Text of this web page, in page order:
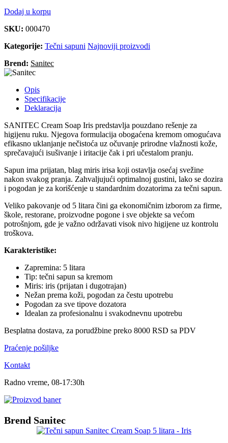
Dodaj u korpu
SKU: 000470
Kategorije: Tečni sapuni Najnoviji proizvodi
Brend: Sanitec
Opis
Specifikacije
Deklaracija
SANITEC Cream Soap Iris predstavlja pouzdano rešenje za
higijenu ruku. Njegova formulacija obogaćena kremom omogućava
efikasno uklanjanje nečistoća uz očuvanje prirodne vlažnosti kože,
sprečavajući isušivanje i iritacije čak i pri učestalom pranju.
Sapun ima prijatan, blag miris irisa koji ostavlja osećaj svežine
nakon svakog pranja. Zahvaljujući optimalnoj gustini, lako se dozira
i pogodan je za korišćenje u standardnim dozatorima za tečni sapun.
Veliko pakovanje od 5 litara čini ga ekonomičnim izborom za firme,
škole, restorane, proizvodne pogone i sve objekte sa većom
potrošnjom, gde je važno održavati visok nivo higijene uz kontrolu
troškova.
Karakteristike:
Zapremina: 5 litara
Tip: tečni sapun sa kremom
Miris: iris (prijatan i dugotrajan)
Nežan prema koži, pogodan za čestu upotrebu
Pogodan za sve tipove dozatora
Idealan za profesionalnu i svakodnevnu upotrebu
Besplatna dostava, za porudžbine preko 8000 RSD sa PDV
Praćenje pošiljke
Kontakt
Radno vreme, 08-17:30h
Brend Sanitec